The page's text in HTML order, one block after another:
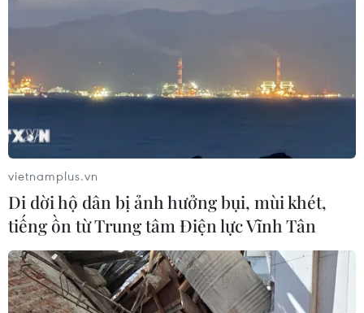
vietnamplus.vn
Di dời hộ dân bị ảnh hưởng bụi, mùi khét,
tiếng ồn từ Trung tâm Điện lực Vĩnh Tân